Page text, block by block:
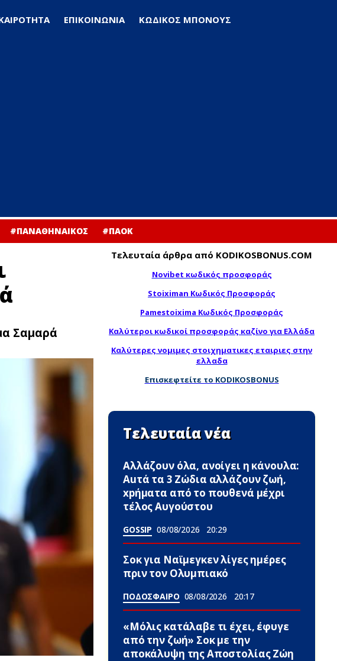
ΕΠΙΚΟΙΝΩΝΙΑ ΚΩΔΙΚΟΣ ΜΠΟΝΟΥΣ
#ΠΑΝΑΘΗΝΑΙΚΟΣ #ΠΑΟΚ
Σαμαρά
Τελευταία άρθρα από KODIKOSBONUS.COM
Novibet κωδικός προσφοράς
Stoiximan Κωδικός Προσφοράς
Pamestoixima Κωδικός Προσφοράς
Καλύτεροι κωδικοί προσφοράς καζίνο για Ελλάδα
Καλύτερες νομιμες στοιχηματικες εταιριες στην
ελλαδα
Επισκεφτείτε το KODIKOSBONUS
Τελευταία νέα
Αλλάζουν όλα, ανοίγει η κάνουλα:
Αuτά τα 3 Zώδια αλλάζουν ζωή,
xpήματα από το πουθενά μέχρι
τέλος Αυγούστου
GOSSIP 08/08/2026 20:29
Σoκ για Ναϊμεγκεν λίγες ημέρες
πριν τον Ολυμπιακό
ΠΟΔΟΣΦΑΙΡΟ 08/08/2026 20:17
«Μόλις κατάλαβε τι έχει, έφυγε
από την ζωή» Σoκ με την
αποκάλυψη της Αποστολίας Ζώη